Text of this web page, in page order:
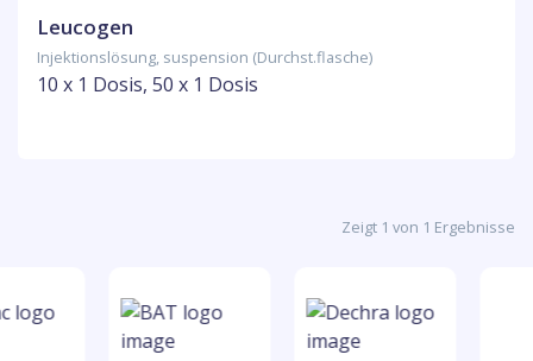
Leucogen
Injektionslösung, suspension (Durchst.flasche)
10 x 1 Dosis, 50 x 1 Dosis
Zeigt 1 von 1 Ergebnisse